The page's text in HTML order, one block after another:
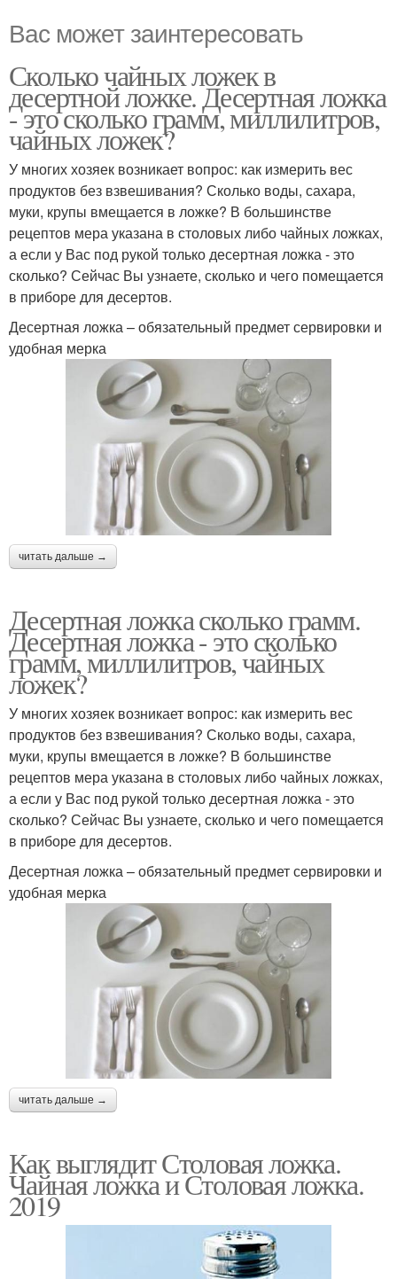
Вас может заинтересовать
Сколько чайных ложек в
десертной ложке. Десертная ложка
- это сколько грамм, миллилитров,
чайных ложек?
У многих хозяек возникает вопрос: как измерить вес
продуктов без взвешивания? Сколько воды, сахара,
муки, крупы вмещается в ложке? В большинстве
рецептов мера указана в столовых либо чайных ложках,
а если у Вас под рукой только десертная ложка - это
сколько? Сейчас Вы узнаете, сколько и чего помещается
в приборе для десертов.
Десертная ложка – обязательный предмет сервировки и
удобная мерка
читать дальше →
Десертная ложка сколько грамм.
Десертная ложка - это сколько
грамм, миллилитров, чайных
ложек?
У многих хозяек возникает вопрос: как измерить вес
продуктов без взвешивания? Сколько воды, сахара,
муки, крупы вмещается в ложке? В большинстве
рецептов мера указана в столовых либо чайных ложках,
а если у Вас под рукой только десертная ложка - это
сколько? Сейчас Вы узнаете, сколько и чего помещается
в приборе для десертов.
Десертная ложка – обязательный предмет сервировки и
удобная мерка
читать дальше →
Как выглядит Столовая ложка.
Чайная ложка и Столовая ложка.
2019